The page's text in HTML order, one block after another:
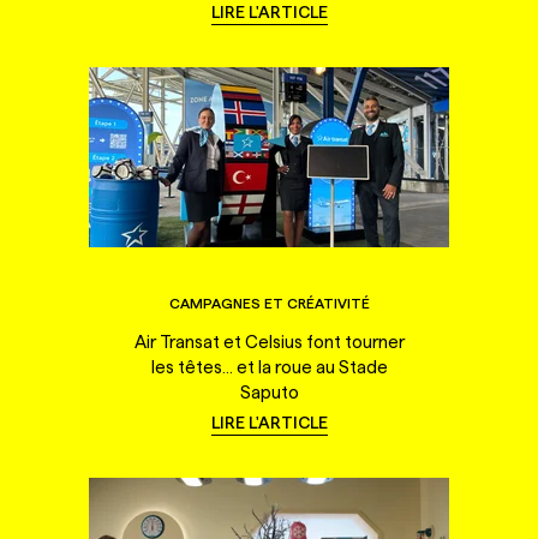
LIRE L'ARTICLE
CAMPAGNES ET CRÉATIVITÉ
Air Transat et Celsius font tourner
les têtes... et la roue au Stade
Saputo
LIRE L'ARTICLE